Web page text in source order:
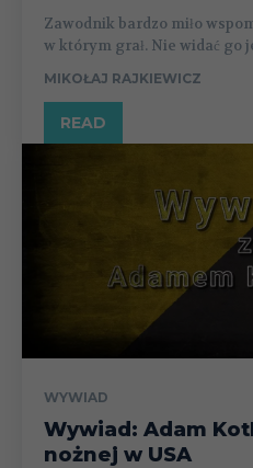
Zawodnik bardzo miło
w którym grał. Nie widać go
MIKOŁAJ RAJKIEWICZ
READ
WYWIAD
Wywiad: Adam
nożnej w USA